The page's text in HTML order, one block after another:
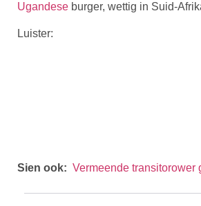
Ugandese burger, wettig in Suid-
Luister:
Sien ook: Vermeende transitorower